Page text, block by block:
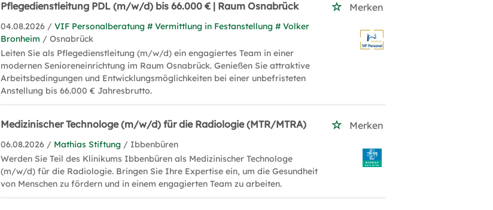
Pflegedienstleitung PDL (m/w/d) bis 66.000 € | Raum Osnabrück Merken
04.08.2026 /VIF Personalberatung # Vermittlung in Festanstellung # Volker
Bronheim / Osnabrück
Leiten Sie als Pflegedienstleitung (m/w/d) ein engagiertes Team in einer
modernen Senioreneinrichtung im Raum Osnabrück. Genießen Sie attraktive
Arbeitsbedingungen und Entwicklungsmöglichkeiten bei einer unbefristeten
Anstellung bis 66.000 € Jahresbrutto.
Medizinischer Technologe (m/w/d) für die Radiologie (MTR/MTRA) Merken
06.08.2026 / Mathias Stiftung / Ibbenbüren
Werden Sie Teil des Klinikums Ibbenbüren als Medizinischer Technologe
(m/w/d) für die Radiologie. Bringen Sie Ihre Expertise ein, um die Gesundheit
von Menschen zu fördern und in einem engagierten Team zu arbeiten.